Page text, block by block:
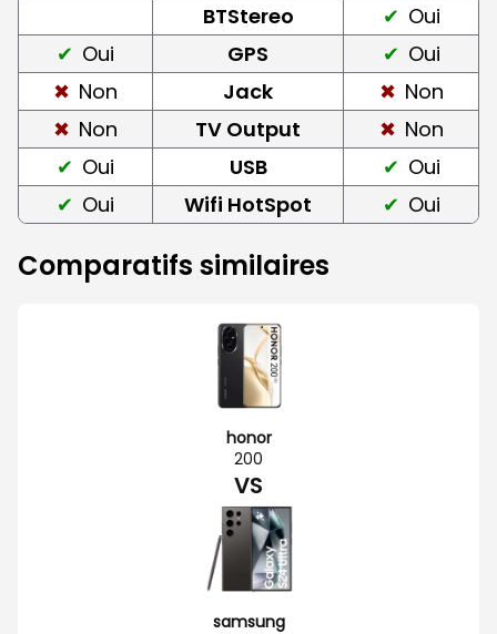
BTStereo
Oui
Oui
GPS
Oui
Non
Jack
Non
Non
TV Output
Non
Oui
USB
Oui
Oui
Wifi HotSpot Oui
Comparatifs similaires
honor
200
VS
samsung